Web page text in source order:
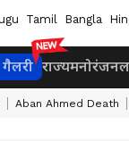
Tamil Bangla
राज्यमनोरंजन
Aban Ahmed Death